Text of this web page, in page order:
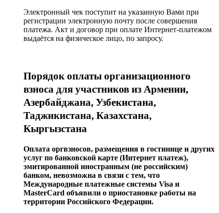
Электронный чек поступит на указанную Вами при
регистрации электронную почту после совершения
платежа. Акт и договор при оплате Интернет-платежом
выдаётся на физическое лицо, по запросу.
Порядок оплаты организационного
взноса для участников из Армении,
Азербайджана, Узбекистана,
Таджикистана, Казахстана,
Кыргызстана
Оплата оргвзносов, размещения в гостинице и других
услуг по банковской карте (Интернет платеж),
эмитированной иностранным (не российским)
банком, невозможна в связи с тем, что
Международные платежные системы Visa и
MasterСard объявили о приостановке работы на
территории Российского Федерации.